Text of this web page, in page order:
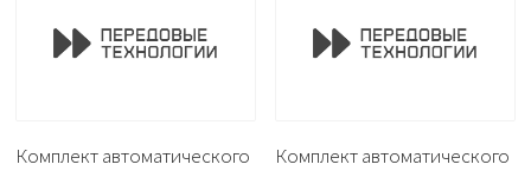
Комплект автоматического
Комплект автоматического